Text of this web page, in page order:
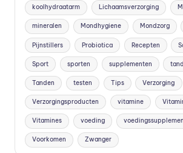
k
o
p
e
n
?
koolhydraatarm Lichaamsverzorging
mineralen Mondhygiene Mondzorg
Pijnstillers Probiotica Recepten
Sport sporten supplementen
Tanden testen Tips Verzorging
Verzorgingsproducten vitamine
Vitamines voeding
Voorkomen Zwanger